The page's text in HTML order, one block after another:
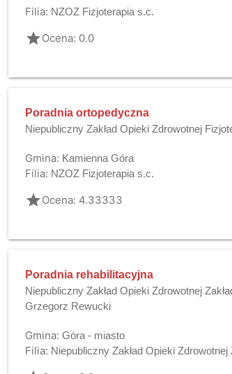
Filia: NZOZ Fizjoterapia s.c.
gradeOcena: 0.0
Poradnia ortopedyczna
Niepubliczny Zakład Opieki Zdrowotnej
Gmina: Kamienna Góra
Filia: NZOZ Fizjoterapia s.c.
gradeOcena: 4.33333
Poradnia rehabilitacyjna
Niepubliczny Zakład Opieki Zdrowotnej
Grzegorz Rewucki
Gmina: Góra - miasto
Filia: Niepubliczny Zakład Opieki